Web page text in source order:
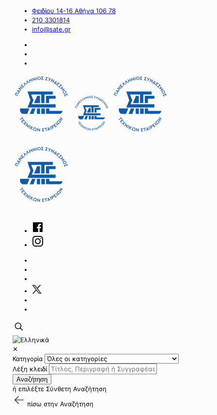
Φειδίου 14-16 Αθήνα 106 78
210 3301814
info@sate.gr
✕
Κατηγορία
Λέξη κλειδί
Αναζήτηση
ή επιλέξτε Σύνθετη Αναζήτηση
πίσω στην Αναζήτηση